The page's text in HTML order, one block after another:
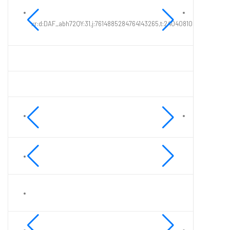
xr:d:DAF_abh72QY:31,j:7614885284764143265,t:24040810